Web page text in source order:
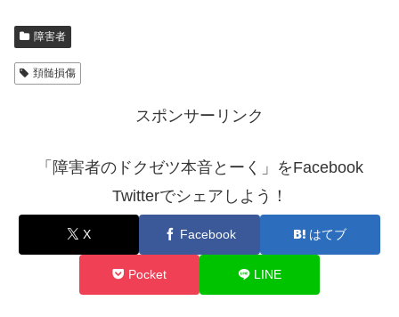
障害者
頚髄損傷
スポンサーリンク
「障害者のドクゼツ本音とーく」をFacebook
Twitterでシェアしよう！
X Facebook はてブ
Pocket LINE